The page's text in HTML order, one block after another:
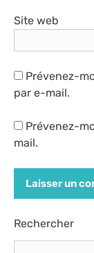
Site web
Prévenez-
par e-mail.
Prévenez-
mail.
Alternative:
Rechercher